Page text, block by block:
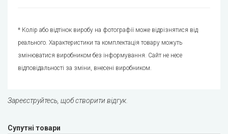
* Колір або відтінок виробу на фотографії може відрізнятися від
реального. Характеристики та комплектація товару можуть
змінюватися виробником без інформування. Сайт не несе
відповідальності за зміни, внесені виробником.
Зареєструйтесь, щоб створити відгук.
Супутні товари